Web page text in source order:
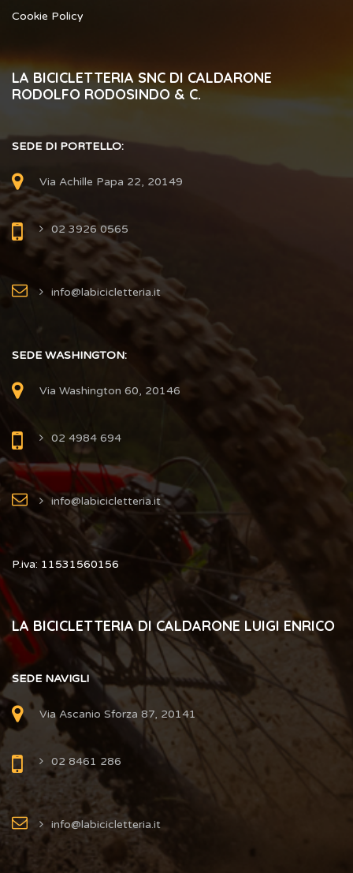
Cookie Policy
LA BICICLETTERIA SNC DI CALDARONE
RODOLFO RODOSINDO & C.
SEDE DI PORTELLO:
Via Achille Papa 22, 20149
02 3926 0565
info@labicicletteria.it
SEDE WASHINGTON:
Via Washington 60, 20146
02 4984 694
info@labicicletteria.it
P.iva: 11531560156
LA BICICLETTERIA DI CALDARONE LUIGI ENRICO
SEDE NAVIGLI
Via Ascanio Sforza 87, 20141
02 8461 286
info@labicicletteria.it